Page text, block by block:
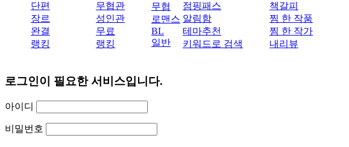
단편
장르
완결
랭킹
무협관
성인관
무료
랭킹
무협
로맨스
BL
일반
점핑패스
알림함
테마추천
키워드로 검색
책갈피
찜 한 작품
찜 한 작가
내리뷰
로그인이 필요한 서비스입니다.
아이디
비밀번호